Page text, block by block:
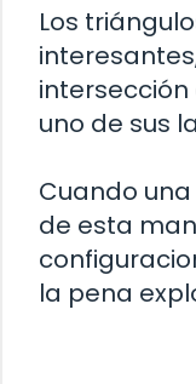
Los
uno de sus
Cuando
de esta
la pena